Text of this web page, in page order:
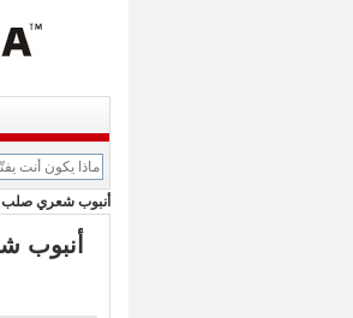
أنبوب شعري صلب ASTM A269 ، أنبوب شعري معدني OD 4 مم معرف 3 مم طول 250 مم